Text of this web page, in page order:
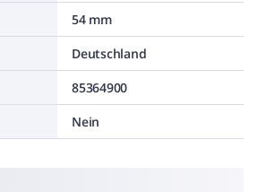
54 mm
Deutschland
85364900
Nein